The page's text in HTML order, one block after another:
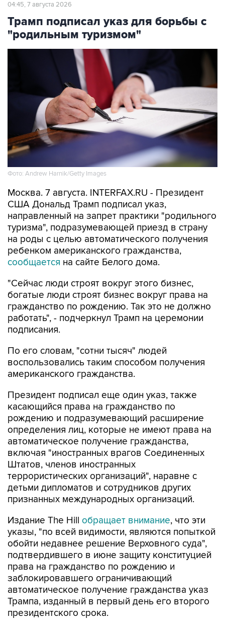
04:45, 7 августа 2026
Трамп подписал указ для борьбы с
"родильным туризмом"
Фото: Andrew Harnik/Getty Images
Москва. 7 августа. INTERFAX.RU - Президент
США Дональд Трамп подписал указ,
направленный на запрет практики "родильного
туризма", подразумевающей приезд в страну
на роды с целью автоматического получения
ребенком американского гражданства,
сообщается на сайте Белого дома.
"Сейчас люди строят вокруг этого бизнес,
богатые люди строят бизнес вокруг права на
гражданство по рождению. Так это не должно
работать", - подчеркнул Трамп на церемонии
подписания.
По его словам, "сотни тысяч" людей
воспользовались таким способом получения
американского гражданства.
Президент подписал еще один указ, также
касающийся права на гражданство по
рождению и подразумевающий расширение
определения лиц, которые не имеют права на
автоматическое получение гражданства,
включая "иностранных врагов Соединенных
Штатов, членов иностранных
террористических организаций", наравне с
детьми дипломатов и сотрудников других
признанных международных организаций.
Издание The Hill обращает внимание, что эти
указы, "по всей видимости, являются попыткой
обойти недавнее решение Верховного суда",
подтвердившего в июне защиту конституцией
права на гражданство по рождению и
заблокировавшего ограничивающий
автоматическое получение гражданства указ
Трампа, изданный в первый день его второго
президентского срока.